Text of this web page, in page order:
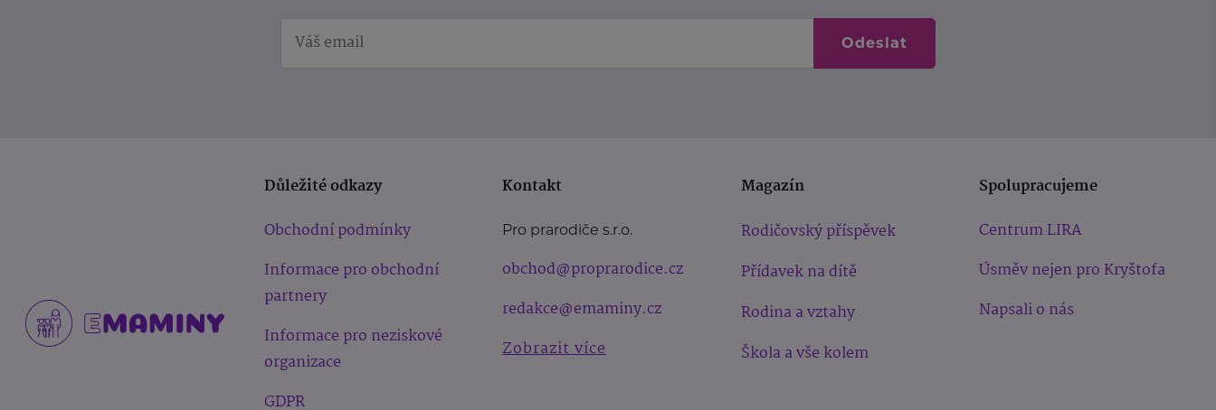
Odeslat
Důležité odkazy
Obchodní podmínky
Informace pro obchodní
partnery
Informace pro neziskové
organizace
GDPR
Kontakt
Pro prarodiče s.r.o.
obchod@proprarodice.cz
redakce@emaminy.cz
Zobrazit více
Magazín
Rodičovský příspěvek
Přídavek na dítě
Rodina a vztahy
Škola a vše kolem
Spolupracujeme
Centrum LIRA
Úsměv nejen pro Kryštofa
Napsali o nás